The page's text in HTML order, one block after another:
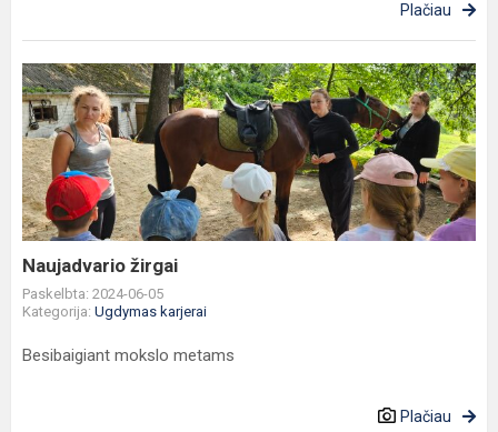
Plačiau
Naujadvario
žirgai
Naujadvario žirgai
Paskelbta: 2024-06-05
Kategorija: Ugdymas karjerai
Besibaigiant mokslo metams
Plačiau